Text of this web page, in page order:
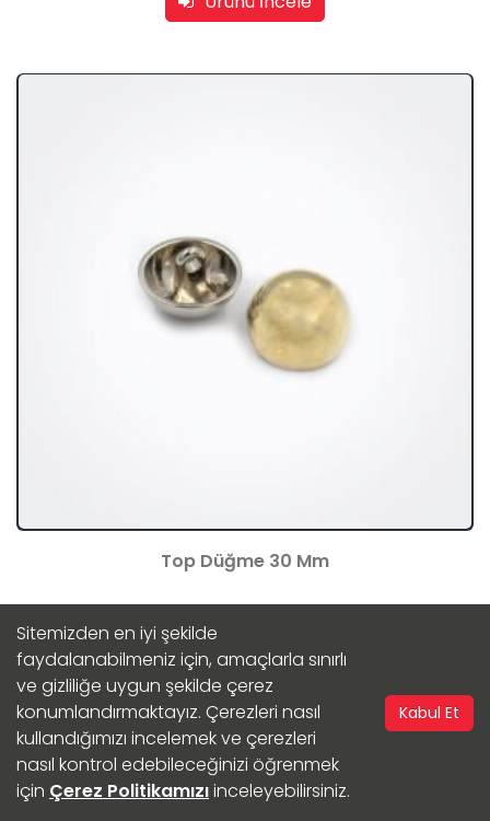
Top Düğme 30 Mm
Ürünü İncele
Göster:
Sitemizden en iyi şekilde
faydalanabilmeniz için, amaçlarla sınırlı
ve gizliliğe uygun şekilde çerez
konumlandırmaktayız. Çerezleri nasıl
kullandığımızı incelemek ve çerezleri
nasıl kontrol edebileceğinizi öğrenmek
için Çerez Politikamızıinceleyebilirsiniz.
Kabul Et